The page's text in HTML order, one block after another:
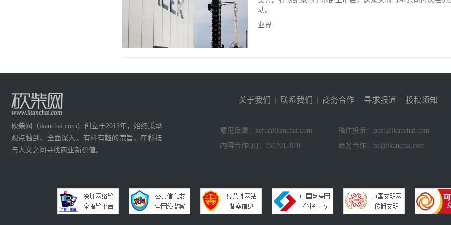
动。
业界
砍柴网（ikanchai.com）创立于2013年，始终秉承
观点独到、全面深入、有料有趣的宗旨，在科技
与人文之间寻找商业新价值。
关于我们 | 联系我们 | 商务合作 | 寻求报道 | 投稿须知
意见反馈：kefu@ikanchai.com
稿件投诉：post@ikanchai.com
内容合作QQ：1587015870
商务合作：bd@ikanchai.com